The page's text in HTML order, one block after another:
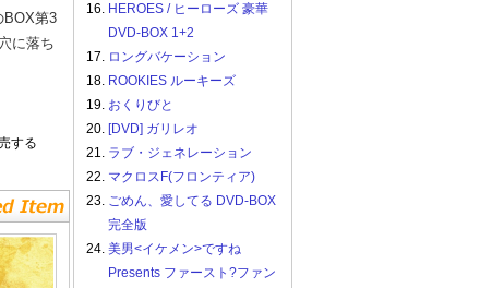
BOX第3
に落ち
する
16. HEROES / ヒーローズ 豪華
DVD-BOX 1+2
17. ロングバケーション
18. ROOKIES ルーキーズ
19. おくりびと
20. [DVD] ガリレオ
21. ラブ・ジェネレーション
22. マクロスF(フロンティア)
23. ごめん、愛してる DVD-BOX
完全版
24. 美男<イケメン>ですね
Presents ファースト?ファン